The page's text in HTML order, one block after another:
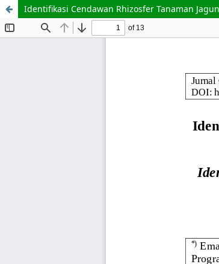
Identifikasi Cendawan Rhizosfer Tanaman